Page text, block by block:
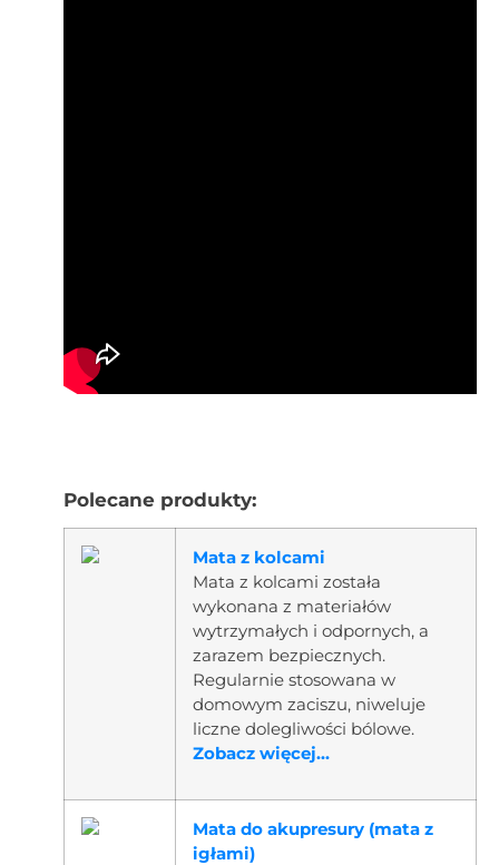
Polecane produkty:
Mata z kolcami
Mata z kolcami została
wykonana z materiałów
wytrzymałych i odpornych, a
zarazem bezpiecznych.
Regularnie stosowana w
domowym zaciszu, niweluje
liczne dolegliwości bólowe.
Zobacz więcej...
Mata do akupresury (mata z
igłami)